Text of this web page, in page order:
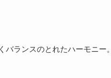
ランスのとれたハーモニー。